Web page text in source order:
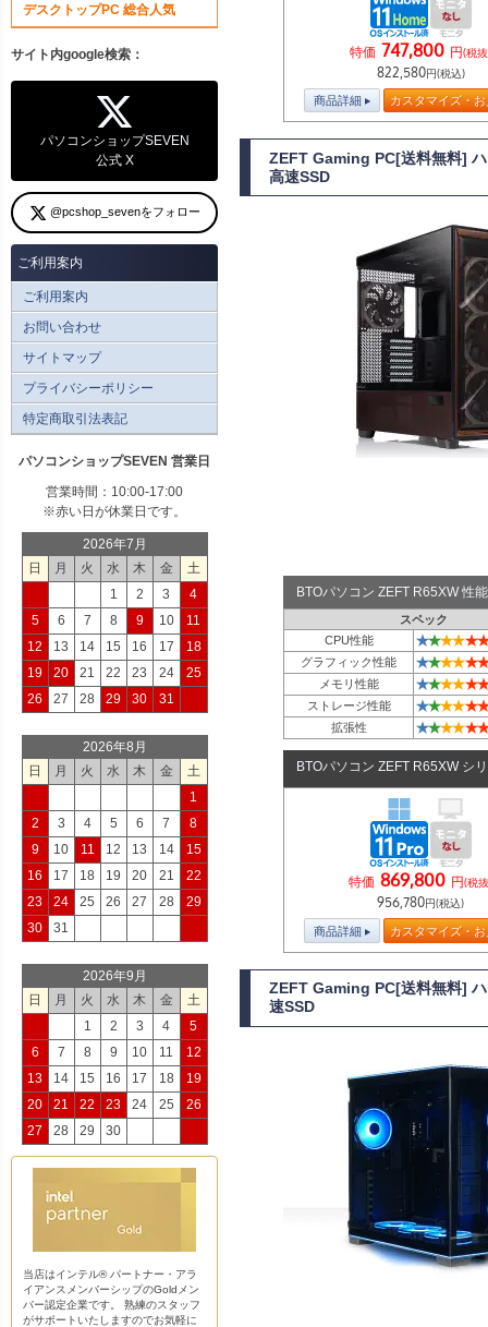
特価 747,800 円(税
822,580円(税込)
商品詳細 カスタマイズ・
ZEFT Gaming PC[送料無料]
高速SSD
BTOパソコン ZEFT R65XW 性
スペック
CPU性能
★★★★★★
グラフィック性能 ★★★★★★
メモリ性能 ★★★★★★
ストレージ性能 ★★★★★★
拡張性 ★★★★★★
BTOパソコン ZEFT R65XW シ
特価 869,800 円(税
956,780円(税込)
商品詳細 カスタマイズ・
ZEFT Gaming PC[送料無料]
速SSD
デスクトップPC 総合人気
サイト内google検索：
パソコンショップSEVEN
公式 X
@pcshop_sevenをフォロー
ご利用案内
ご利用案内
お問い合わせ
サイトマップ
プライバシーポリシー
特定商取引法表記
パソコンショップSEVEN 営業日
営業時間：10:00-17:00
※赤い日が休業日です。
2026年7月
日
月 火 水 木 金
土
1
2 3
4
5
6 7 8 9 10
11
12
13 14 15 16 17
18
19
20 21 22 23 24
25
26
27 28 29 30 31
2026年8月
日
月 火 水 木 金
土
1
2
3 4 5 6 7
8
9
10 11 12 13 14
15
16
17 18 19 20 21
22
23
24 25 26 27 28
29
30
31
2026年9月
日
月 火 水 木 金
土
1
2 3 4
5
6
7 8 9 10 11
12
13
14 15 16 17 18
19
20
21 22 23 24 25
26
27
28 29 30
当店はインテル® パートナー・アラ
イアンスメンバーシップのGoldメン
バー認定企業です。 熟練のスタッフ
がサポートいたしますのでお気軽に